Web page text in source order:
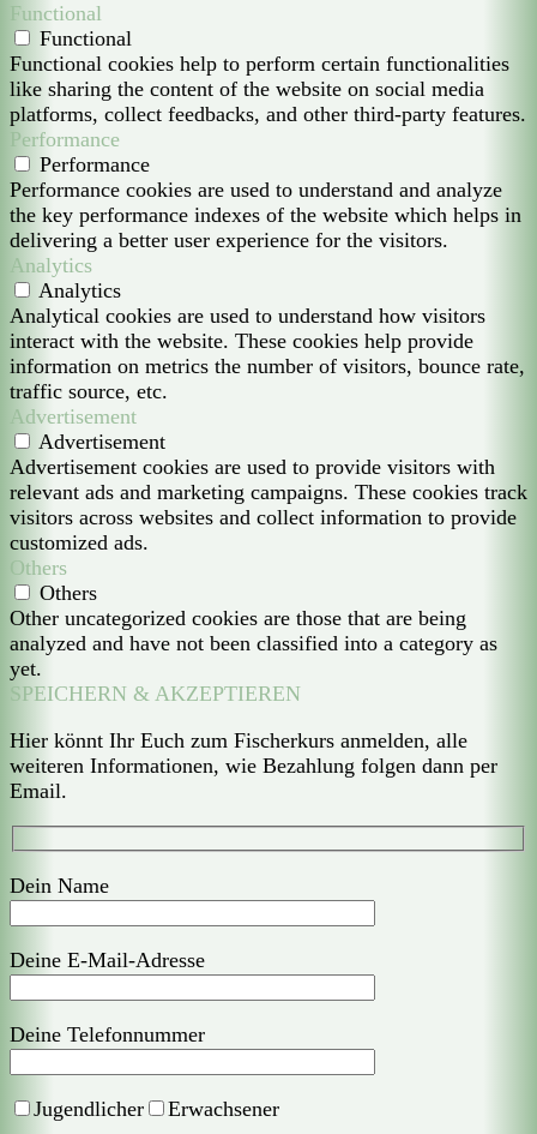
Functional
Functional
Functional cookies help to perform certain functionalities
like sharing the content of the website on social media
platforms, collect feedbacks, and other third-party features.
Performance
Performance
Performance cookies are used to understand and analyze
the key performance indexes of the website which helps in
delivering a better user experience for the visitors.
Analytics
Analytics
Analytical cookies are used to understand how visitors
interact with the website. These cookies help provide
information on metrics the number of visitors, bounce rate,
traffic source, etc.
Advertisement
Advertisement
Advertisement cookies are used to provide visitors with
relevant ads and marketing campaigns. These cookies track
visitors across websites and collect information to provide
customized ads.
Others
Others
Other uncategorized cookies are those that are being
analyzed and have not been classified into a category as
yet.
SPEICHERN & AKZEPTIEREN
Hier könnt Ihr Euch zum Fischerkurs anmelden, alle
weiteren Informationen, wie Bezahlung folgen dann per
Email.
Dein Name
Deine E-Mail-Adresse
Deine Telefonnummer
Jugendlicher
Erwachsener